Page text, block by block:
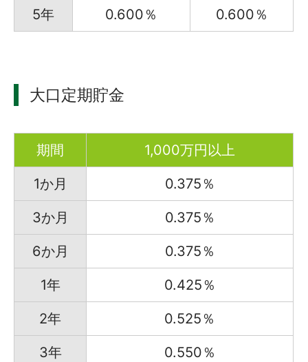
5年 0.600％ 0.600％
大口定期貯金
期間 1,000万円以上
1か月 0.375％
3か月 0.375％
6か月 0.375％
1年 0.425％
2年 0.525％
3年 0.550％